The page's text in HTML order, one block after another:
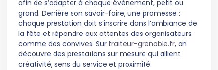
afin de s’adapter à chaque événement, petit ou
grand. Derrière son savoir-faire, une promesse :
chaque prestation doit s’inscrire dans l’ambiance de
la fête et répondre aux attentes des organisateurs
comme des convives. Sur traiteur-grenoble.fr, on
découvre des prestations sur mesure qui allient
créativité, sens du service et proximité.